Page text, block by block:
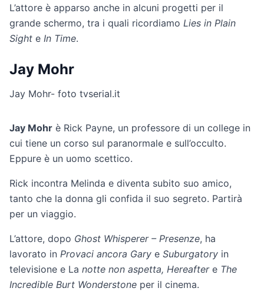
L’attore è apparso anche in alcuni progetti per il
grande schermo, tra i quali ricordiamo Lies in Plain
Sight e In Time.
Jay Mohr
Jay Mohr- foto tvserial.it
Jay Mohr è Rick Payne, un professore di un college in
cui tiene un corso sul paranormale e sull’occulto.
Eppure è un uomo scettico.
Rick incontra Melinda e diventa subito suo amico,
tanto che la donna gli confida il suo segreto. Partirà
per un viaggio.
L’attore, dopo Ghost Whisperer – Presenze, ha
lavorato in Provaci ancora Gary e Suburgatory in
televisione e La notte non aspetta, Hereafter e The
Incredible Burt Wonderstone per il cinema.